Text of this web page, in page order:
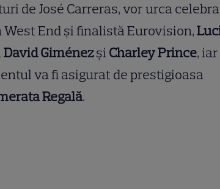
de José Carreras, vor urca celebra
End și finalistă Eurovision,
David Giménezși Charley Prince, iar
va fi asigurat de prestigioasa
Regală.